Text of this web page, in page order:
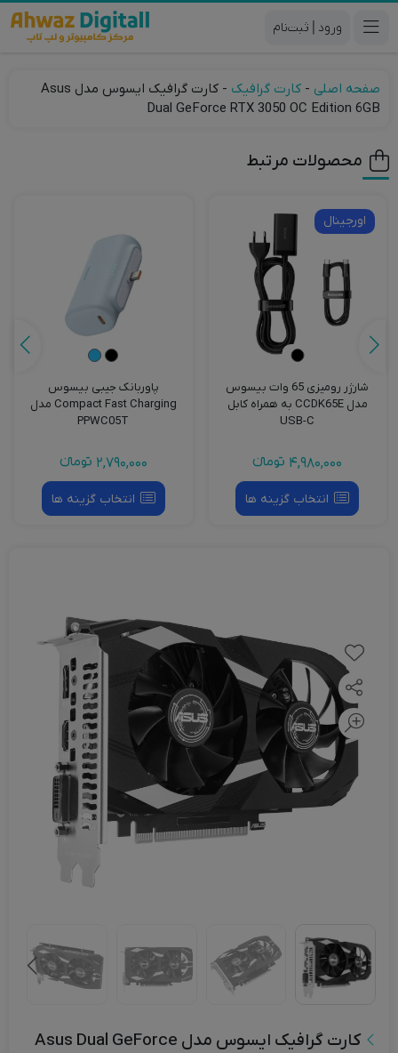
|
صفحه اصلی - کارت گرافیک -
کارت گرافیک ایسوس مدل Asus
Dual GeForce RTX 3050 OC Edition 6GB
محصولات مرتبط
اورجینال
شارژر رومیزی 65 وات بیسوس
مدل CCDK65E به همراه کابل
USB-C
4,980,000 تومانءء
انتخاب گزینه ها
پاوربانک جیبی بیسوس
Compact Fast Charging مدل
PPWC05T
2,790,000 تومانءء
انتخاب گزینه ها
کارت گرافیک ایسوس مدل Asus Dual GeForce